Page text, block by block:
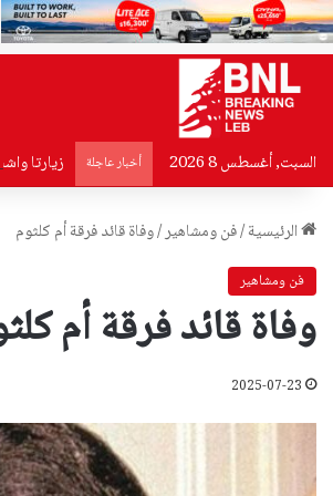
السبت, أغسطس 8 2026 أخبار عاجلة زيارتا
الرئيسية/فن ومشاهير/وفاة قائد فرقة أم كلثوم
فن ومشاهير
وفاة قائد فرقة أم
2025-07-23